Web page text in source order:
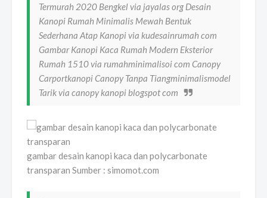
Termurah 2020 Bengkel via jayalas org Desain
Kanopi Rumah Minimalis Mewah Bentuk
Sederhana Atap Kanopi via kudesainrumah com
Gambar Kanopi Kaca Rumah Modern Eksterior
Rumah 1510 via rumahminimalisoi com Canopy
Carportkanopi Canopy Tanpa Tiangminimalismodel
Tarik via canopy kanopi blogspot com
gambar desain kanopi kaca dan polycarbonate
transparan Sumber : simomot.com